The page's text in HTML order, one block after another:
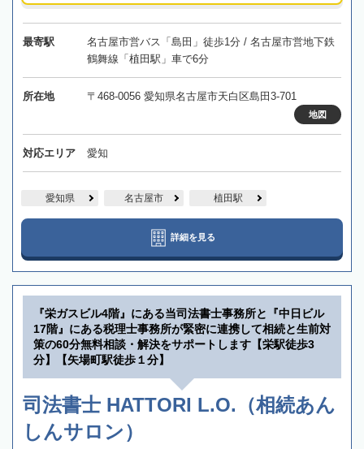
最寄駅
名古屋市営バス「島田」徒歩1分 / 名古屋市営地下鉄
鶴舞線「植田駅」車で6分
所在地 〒468-0056 愛知県名古屋市天白区島田3-701
地図
対応エリア 愛知
愛知県 名古屋市 植田駅
詳細を見る
『栄ガスビル4階』にある当司法書士事務所と『中日ビル
17階』にある税理士事務所が緊密に連携して相続と生前対
策の60分無料相談・解決をサポートします【栄駅徒歩3
分】【矢場町駅徒歩１分】
司法書士 HATTORI L.O.（相続あん
しんサロン）